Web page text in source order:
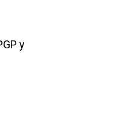
y